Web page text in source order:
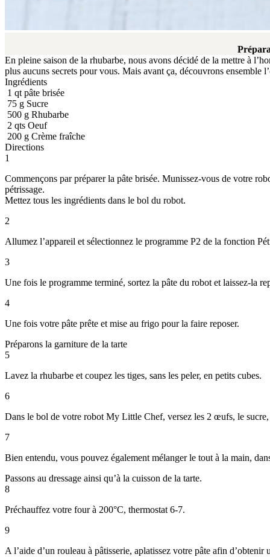
En pleine saison de la rhubarbe, nous avons décidé de la mettre à
plus aucuns secrets pour vous. Mais avant ça, découvrons ensemble
Ingrédients
1 qt pâte brisée
75 g Sucre
500 g Rhubarbe
2 qts Oeuf
200 g Crème fraîche
Directions
1
Commençons par préparer la pâte brisée. Munissez-vous de votre
pétrissage.
Mettez tous les ingrédients dans le bol du robot.
2
Allumez l’appareil et sélectionnez le programme P2 de la fonction
3
Une fois le programme terminé, sortez la pâte du robot et laissez-la
4
Une fois votre pâte prête et mise au frigo pour la faire reposer.
Préparons la garniture de la tarte
5
Lavez la rhubarbe et coupez les tiges, sans les peler, en petits cubes.
6
Dans le bol de votre robot My Little Chef, versez les 2 œufs, le
7
Bien entendu, vous pouvez également mélanger le tout à la main,
Passons au dressage ainsi qu’à la cuisson de la tarte.
8
Préchauffez votre four à 200°C, thermostat 6-7.
9
A l’aide d’un rouleau à pâtisserie, aplatissez votre pâte afin d’obtenir